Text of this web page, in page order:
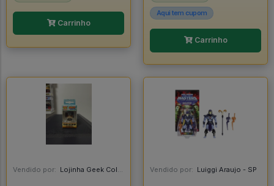
Carrinho
Aqui tem cupom
Carrinho
Vendido por: Lojinha Geek Colecionáveis - DF Vendido por: Luiggi Araujo - SP